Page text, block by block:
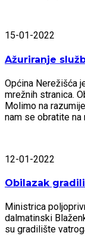
15-01-2022
Ažuriranje
Općina Nerežišća
mrežnih stranica.
Molimo na
nam se obratite na
12-01-2022
Obilazak
Ministrica
dalmatinski
su gradilište